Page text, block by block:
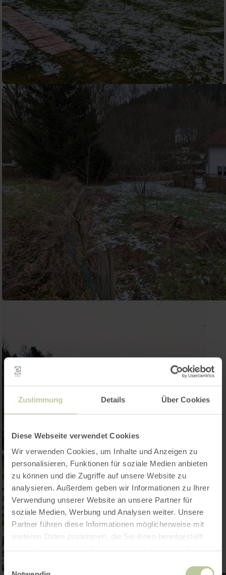
Zustimmung Details Über Cookies
Diese Webseite verwendet Cookies
Wir verwenden Cookies, um Inhalte und Anzeigen zu
personalisieren, Funktionen für soziale Medien anbieten
zu können und die Zugriffe auf unsere Website zu
analysieren. Außerdem geben wir Informationen zu Ihrer
Verwendung unserer Website an unsere Partner für
soziale Medien, Werbung und Analysen weiter. Unsere
Partner führen diese Informationen möglicherweise mit
weiteren Daten zusammen, die Sie ihnen bereitgestellt
Einwilligungsauswahl